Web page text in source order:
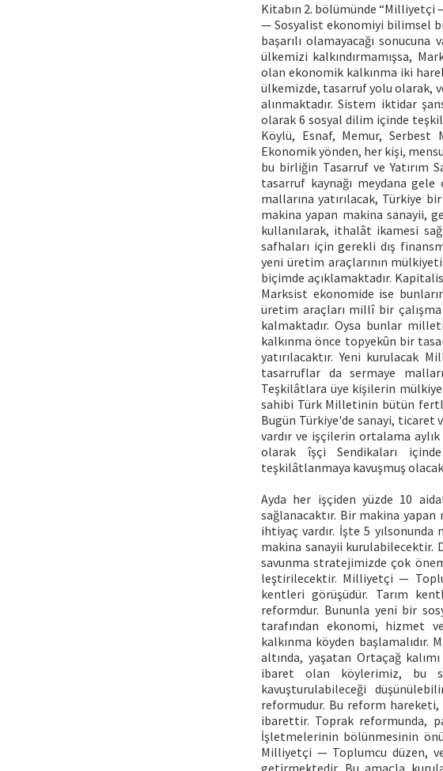
Kitabın 2. bölümünde
— Sosyalist ekonomiyi bilimsel
başarılı olamayacağı
ülkemizi kalkındırmamışsa,
olan ekonomik kalkınma iki
ülkemizde, tasarruf yolu olarak,
alınmaktadır. Sistem iktidar
olarak 6 sosyal dilim içinde
Köylü, Esnaf, Memur,
Ekonomik yönden, her kişi,
bu birliğin Tasarruf ve Yatırım
tasarruf kaynağı meydana gele
mallarına yatırılacak, Türkiye
makina yapan makina sanayii,
kullanılarak, ithalât ikamesi
safhaları için gerekli dış
yeni üretim araçlarının
biçimde açıklamaktadır.
Marksist ekonomide ise
üretim araçları millî bir
kalmaktadır. Oysa bunlar
kalkınma önce topyekûn bir
yatırılacaktır. Yeni kurulacak
tasarruflar da sermaye
Teşkilâtlara üye kişilerin
sahibi Türk Milletinin bütün
Bugün Türkiye'de sanayi, ticaret
vardır ve işçilerin ortalama
olarak îşçi Sendikaları
teşkilâtlanmaya kavuşmuş
Ayda her işçiden yüzde 10
sağlanacaktır. Bir makina
ihtiyaç vardır. İşte 5
makina sanayii kurulabilecektir.
savunma stratejimizde çok
leştirilecektir. Milliyetçi —
kentleri görüşüdür. Tarım
reformdur. Bununla yeni bir
tarafından ekonomi, hizmet
kalkınma köyden
altında, yaşatan Ortaçağ
ibaret olan köylerimiz, bu
kavuşturulabileceği
reformudur. Bu reform
ibarettir. Toprak reformunda,
İşletmelerinin bölünmesinin
Milliyetçi — Toplumcu düzen,